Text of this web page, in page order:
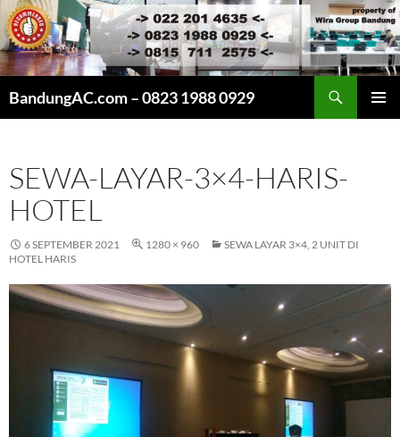
BandungAC.com – 0823 1988 0929
SEWA-LAYAR-3×4-HARIS-
HOTEL
6 SEPTEMBER 2021 1280 × 960
SEWA LAYAR 3×4, 2 UNIT DI
HOTEL HARIS